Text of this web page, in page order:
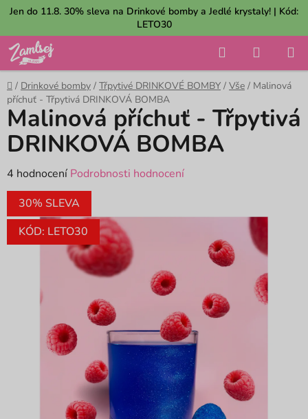
Přejít
obsah
Jen do 11.8. 30% sleva na Drinkové bomby a Jedlé krystaly! | Kód:
LETO30
Hledat
KOŠÍK
Domů
/ Drinkové bomby / Třpytivé DRINKOVÉ BOMBY / Vše / Malinová
příchuť - Třpytivá DRINKOVÁ BOMBA
Malinová příchuť - Třpytivá
DRINKOVÁ BOMBA
Průměrné
hodnocení
produktu
4,8
hvězdiček.
4 hodnocení Podrobnosti hodnocení
30% SLEVA
KÓD: LETO30